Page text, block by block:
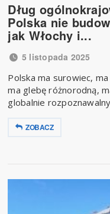
Dług
Polska nie
jak Włochy i...
5 listopada 2025
Polska ma surowiec,
ma glebę różnorodną,
globalnie
ZOBACZ